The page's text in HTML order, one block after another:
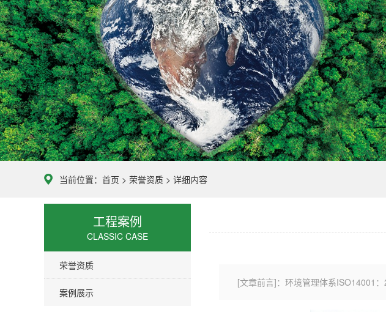
当前位置： 首页 > 荣誉资质 > 详细内容
工程案例
CLASSIC CASE
荣誉资质
案例展示
[文章前言]：环境管理体系ISO14001